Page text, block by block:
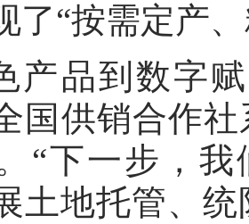
了“按需定产
产品到数字
国供销合作
“下一步，我
土地托管、